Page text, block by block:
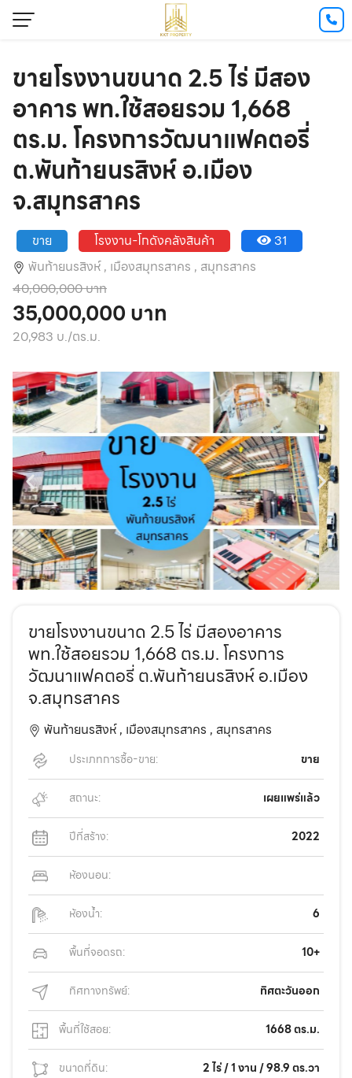
ขายโรงงานขนาด 2.5 ไร่ มีสอง
อาคาร พท.ใช้สอยรวม 1,668
ตร.ม. โครงการวัฒนาแฟคตอรี่
ต.พันท้ายนรสิงห์ อ.เมือง
จ.สมุทรสาคร
ขาย โรงงาน-โกดังคลังสินค้า
31
พันท้ายนรสิงห์ , เมืองสมุทรสาคร , สมุทรสาคร
40,000,000 บาท
35,000,000 บาท
20,983 บ./ตร.ม.
ขายโรงงานขนาด 2.5 ไร่ มีสองอาคาร
พท.ใช้สอยรวม 1,668 ตร.ม. โครงการ
วัฒนาแฟคตอรี่ ต.พันท้ายนรสิงห์ อ.เมือง
จ.สมุทรสาคร
พันท้ายนรสิงห์ , เมืองสมุทรสาคร , สมุทรสาคร
ประเภทการซื้อ-ขาย: ขาย
สถานะ: เผยแพร่แล้ว
ปีที่สร้าง: 2022
ห้องนอน:
ห้องน้ำ: 6
พื้นที่จอดรถ: 10+
ทิศทางทรัพย์: ทิศตะวันออก
พื้นที่ใช้สอย: 1668 ตร.ม.
ขนาดที่ดิน: 2 ไร่ / 1 งาน / 98.9 ตร.วา